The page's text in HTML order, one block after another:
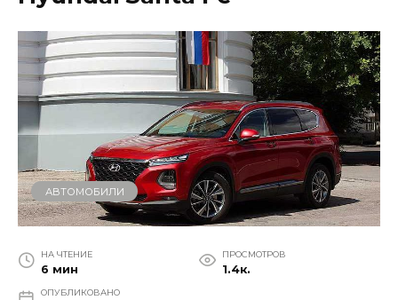
АВТОМОБИЛИ
НА ЧТЕНИЕ
6 мин
ПРОСМОТРОВ
1.4к.
ОПУБЛИКОВАНО